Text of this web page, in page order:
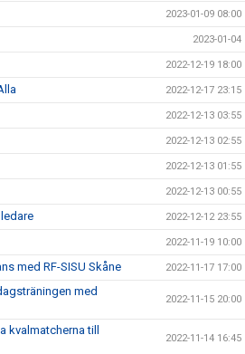
2023-01-09 08:00
2023-01-04
2022-12-19 18:00
2022-12-17 23:15
2022-12-13 03:55
2022-12-13 02:55
2022-12-13 01:55
2022-12-13 00:55
2022-12-12 23:55
2022-11-19 10:00
med RF-SISU Skåne 2022-11-17 17:00
med
2022-11-15 20:00
kvalmatcherna till
2022-11-14 16:45